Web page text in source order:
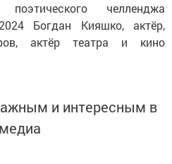
поэтического челленджа
Богдан Кияшко, актёр,
актёр театра и кино
и интересным в